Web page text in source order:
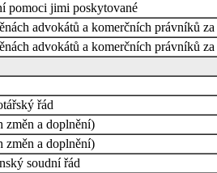
pomoci jimi poskytované
advokátů a komerčních právníků
advokátů a komerčních právníků
řád
změn a doplnění)
změn a doplnění)
soudní řád